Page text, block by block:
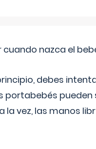
nazca el
debes
portabebés
la vez, las manos